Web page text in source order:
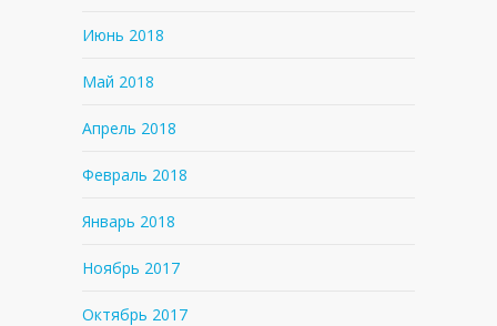
Июнь 2018
Май 2018
Апрель 2018
Февраль 2018
Январь 2018
Ноябрь 2017
Октябрь 2017